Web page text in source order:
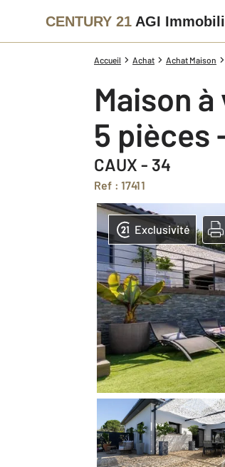
CENTURY 21 AGI
Accueil Achat Achat Maison
Maison
5
CAUX - 34
Ref : 17411
Exclusivité